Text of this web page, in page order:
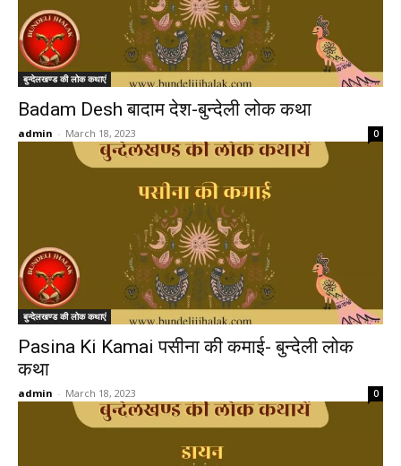
बुन्देलखण्ड की लोक कथाएं
Badam Desh बादाम देश-बुन्देली लोक कथा
admin - March 18, 2023 0
बुन्देलखण्ड की लोक कथाएं
Pasina Ki Kamai पसीना की कमाई- बुन्देली लोक
कथा
admin - March 18, 2023 0